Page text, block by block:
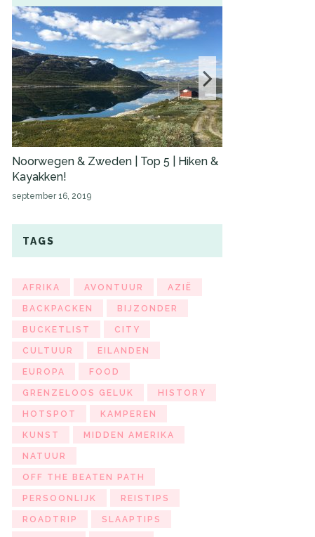
Noorwegen & Zweden | Top 5 | Hiken &
Kayakken!
september 16, 2019
TAGS
AFRIKA AVONTUUR AZIË
BACKPACKEN BIJZONDER
BUCKETLIST CITY
CULTUUR EILANDEN
EUROPA FOOD
GRENZELOOS GELUK HISTORY
HOTSPOT KAMPEREN
KUNST MIDDEN AMERIKA
NATUUR
OFF THE BEATEN PATH
PERSOONLIJK REISTIPS
ROADTRIP SLAAPTIPS